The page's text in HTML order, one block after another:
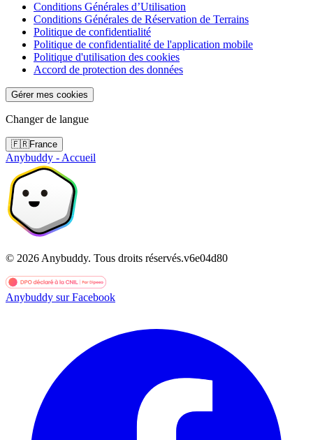
Conditions Générales d’Utilisation
Conditions Générales de Réservation de Terrains
Politique de confidentialité
Politique de confidentialité de l'application mobile
Politique d'utilisation des cookies
Accord de protection des données
Gérer mes cookies
Changer de langue
🇫🇷France
Anybuddy - Accueil
© 2026 Anybuddy. Tous droits réservés.v6e04d80
Anybuddy sur Facebook